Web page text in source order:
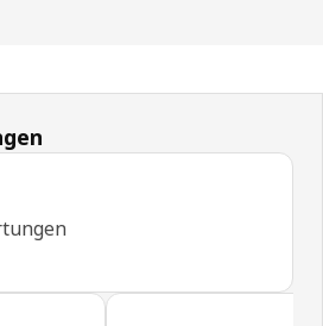
4.6 von 5 Sterne Alle Bewertungen: